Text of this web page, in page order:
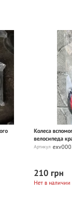
Колеса
велосипеда
Артикул
210 грн
Нет в наличии